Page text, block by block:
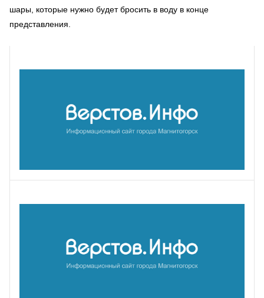
шары, которые нужно будет бросить в воду в конце
представления.